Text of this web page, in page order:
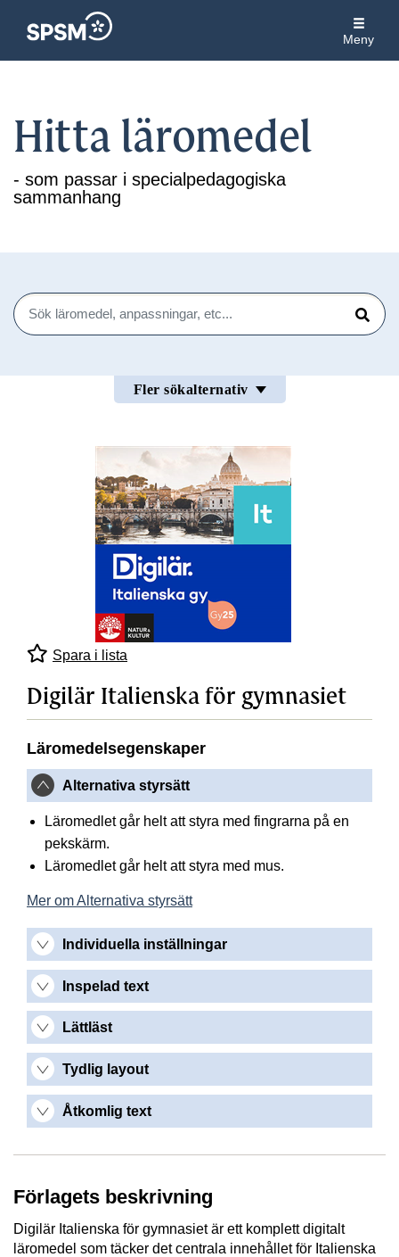
Meny
Hitta läromedel
- som passar i specialpedagogiska
sammanhang
Sök
Sök
Fler sökalternativ
Spara i lista
Digilär Italienska för gymnasiet
Läromedelsegenskaper
Alternativa styrsätt
Läromedlet går helt att styra med fingrarna på en
pekskärm.
Läromedlet går helt att styra med mus.
Mer om Alternativa styrsätt
Individuella inställningar
Inspelad text
Lättläst
Tydlig layout
Åtkomlig text
Förlagets beskrivning
Digilär Italienska för gymnasiet är ett komplett digitalt
läromedel som täcker det centrala innehållet för Italienska